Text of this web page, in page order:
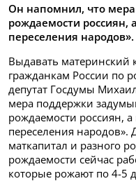
Он напомнил, что
рождаемости россиян,
переселения народов».
Выдавать материнский
гражданкам России по
депутат Госдумы
мера поддержки
рождаемости россиян,
переселения народов».
маткапитал и разного
рождаемости сейчас
которые рожают по 4-5